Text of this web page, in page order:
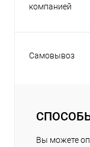
компанией
Самовывоз
Вы можете